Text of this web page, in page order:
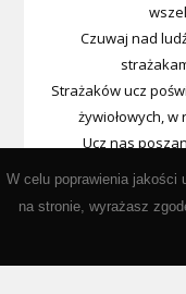
Czuwaj nad
Strażaków ucz
żywiołowych,
Ucz nas
Wypraszaj nam u
zasłużyli na
W celu poprawienia jakości
na stronie, wyrażasz